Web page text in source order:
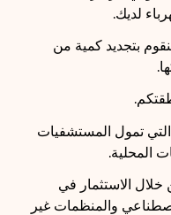
لديك.
بتجديد كمية من
تمول المستشفيات
المحلية.
الاستثمار في
والمنظمات غير